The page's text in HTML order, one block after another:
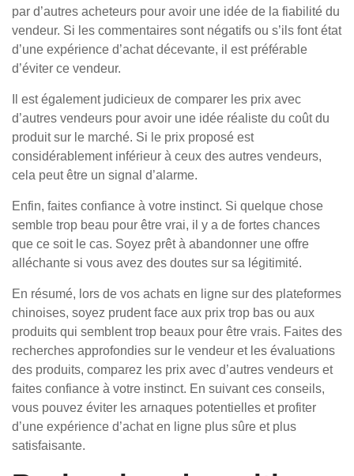
par d’autres acheteurs pour avoir une idée de la fiabilité du
vendeur. Si les commentaires sont négatifs ou s’ils font état
d’une expérience d’achat décevante, il est préférable
d’éviter ce vendeur.
Il est également judicieux de comparer les prix avec
d’autres vendeurs pour avoir une idée réaliste du coût du
produit sur le marché. Si le prix proposé est
considérablement inférieur à ceux des autres vendeurs,
cela peut être un signal d’alarme.
Enfin, faites confiance à votre instinct. Si quelque chose
semble trop beau pour être vrai, il y a de fortes chances
que ce soit le cas. Soyez prêt à abandonner une offre
alléchante si vous avez des doutes sur sa légitimité.
En résumé, lors de vos achats en ligne sur des plateformes
chinoises, soyez prudent face aux prix trop bas ou aux
produits qui semblent trop beaux pour être vrais. Faites des
recherches approfondies sur le vendeur et les évaluations
des produits, comparez les prix avec d’autres vendeurs et
faites confiance à votre instinct. En suivant ces conseils,
vous pouvez éviter les arnaques potentielles et profiter
d’une expérience d’achat en ligne plus sûre et plus
satisfaisante.